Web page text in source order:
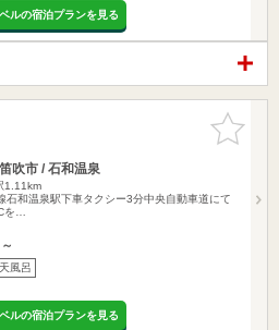
ルの宿泊プランを見る
お気に入
りに追加
吹市 / 石和温泉
1.11km
石和温泉駅下車タクシー3分中央自動車道にて
を…
風呂
ルの宿泊プランを見る